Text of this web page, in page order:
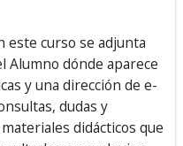
curso se adjunta
Alumno dónde aparece
y una dirección de e-
dudas y
didácticos que